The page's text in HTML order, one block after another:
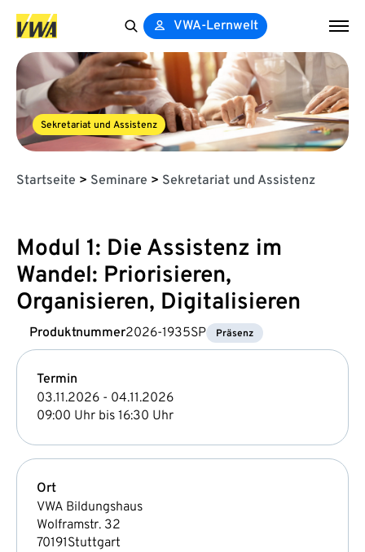
for:
VWA-Lernwelt
Sekretariat und Assistenz
Startseite > Seminare > Sekretariat und Assistenz
Modul 1: Die Assistenz im
Wandel: Priorisieren,
Organisieren, Digitalisieren
Produktnummer2026-1935SP Präsenz
Termin
03.11.2026 - 04.11.2026
09:00 Uhr bis 16:30 Uhr
Ort
VWA Bildungshaus
Wolframstr. 32
70191Stuttgart